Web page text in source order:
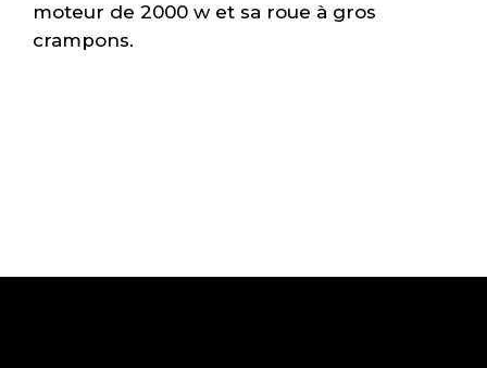
moteur de 2000 w et sa roue à gros
crampons.